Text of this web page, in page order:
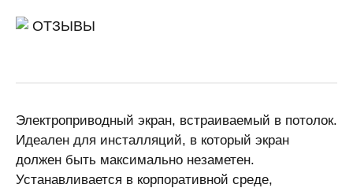
ОТЗЫВЫ
Электроприводный экран, встраиваемый в потолок.
Идеален для инсталляций, в который экран
должен быть максимально незаметен.
Устанавливается в корпоративной среде,